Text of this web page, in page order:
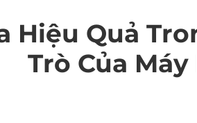
Hiệu Quả
Trò Của